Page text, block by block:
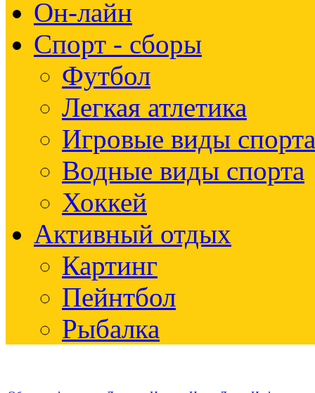
Он-лайн
Спорт - сборы
Футбол
Легкая атлетика
Игровые виды спорта
Водные виды спорта
Хоккей
Активный отдых
Картинг
Пейнтбол
Рыбалка